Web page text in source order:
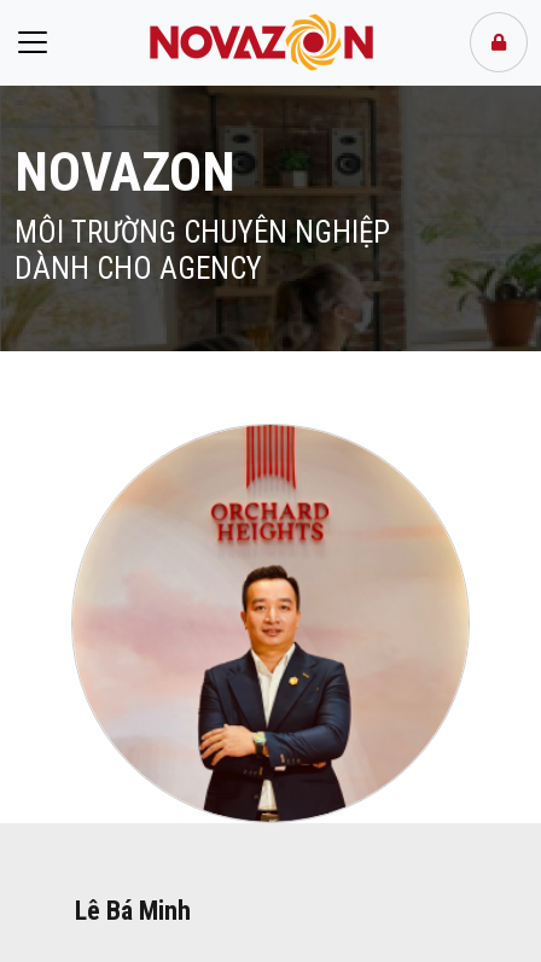
NOVAZON
MÔI TRƯỜNG CHUYÊN NGHIỆP
DÀNH CHO AGENCY
Lê Bá Minh